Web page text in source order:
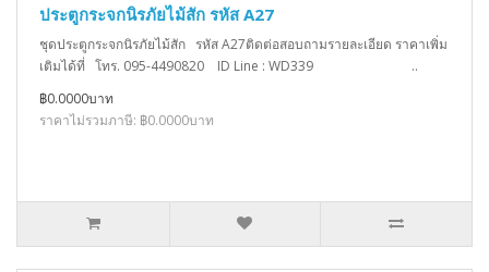
ประตูกระจกนิรภัยไม้สัก รหัส A27
ชุดประตูกระจกนิรภัยไม้สัก รหัส A27ติดต่อสอบถามรายละเอียด ราคาเพิ่ม
เติมได้ที่ โทร. 095-4490820 ID Line : WD339 ..
฿0.0000บาท
ราคาไม่รวมภาษี: ฿0.0000บาท